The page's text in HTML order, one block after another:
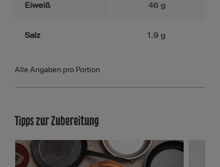
Eiweiß 46 g
Salz 1.9 g
Alle Angaben pro Portion
Tipps zur Zubereitung